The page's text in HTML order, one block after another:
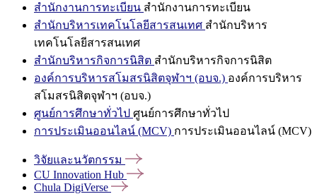
สำนักงานการทะเบียน สำนักงานการทะเบียน
สำนักบริหารเทคโนโลยีสารสนเทศ สำนักบริหาร
เทคโนโลยีสารสนเทศ
สำนักบริหารกิจการนิสิต สำนักบริหารกิจการนิสิต
องค์การบริหารสโมสรนิสิตจุฬาฯ (อบจ.) องค์การบริหาร
สโมสรนิสิตจุฬาฯ (อบจ.)
ศูนย์การศึกษาทั่วไป ศูนย์การศึกษาทั่วไป
การประเมินออนไลน์ (MCV) การประเมินออนไลน์ (MCV)
วิจัยและนวัตกรรม
CU Innovation Hub
Chula DigiVerse